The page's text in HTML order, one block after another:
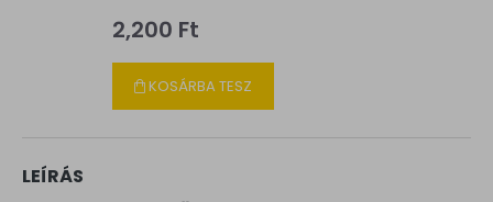
2,200 Ft
KOSÁRBA TESZ
LEÍRÁS